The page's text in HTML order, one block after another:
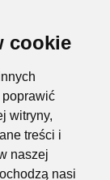
cookie
witryny,
treści i
naszej
nasi